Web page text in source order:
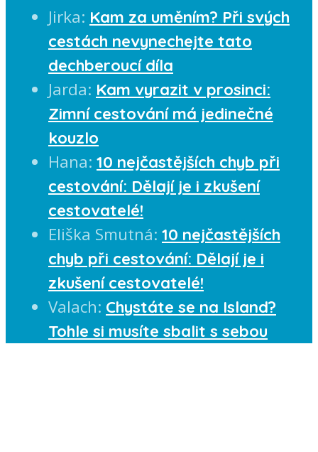
Jirka: Kam za uměním? Při svých
cestách nevynechejte tato
dechberoucí díla
Jarda: Kam vyrazit v prosinci:
Zimní cestování má jedinečné
kouzlo
Hana: 10 nejčastějších chyb při
cestování: Dělají je i zkušení
cestovatelé!
Eliška Smutná: 10 nejčastějších
chyb při cestování: Dělají je i
zkušení cestovatelé!
Valach: Chystáte se na Island?
Tohle si musíte sbalit s sebou